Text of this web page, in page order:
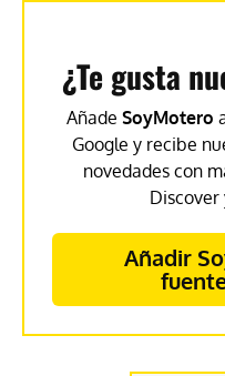
¿Te gusta
Añade SoyMotero
Google y recibe
novedades con
Discover
Añadir